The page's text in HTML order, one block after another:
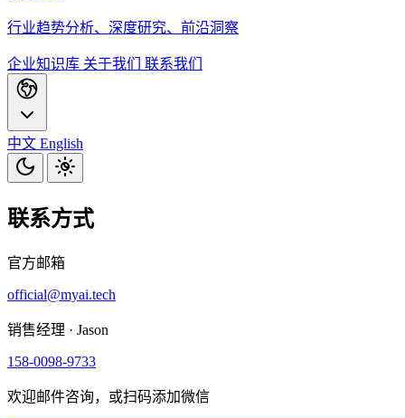
行业趋势分析、深度研究、前沿洞察
企业知识库 关于我们 联系我们
中文 English
联系方式
官方邮箱
official@myai.tech
销售经理 · Jason
158-0098-9733
欢迎邮件咨询，或扫码添加微信